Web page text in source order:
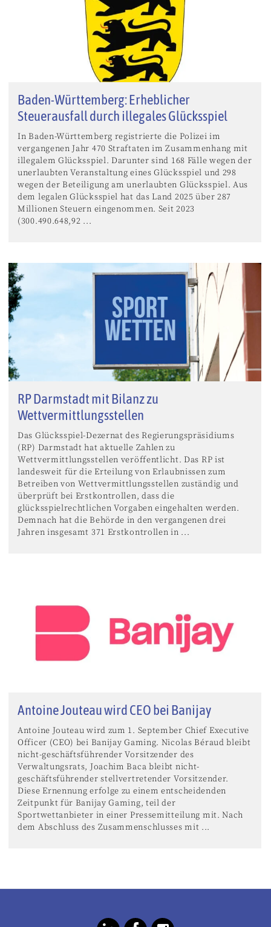
Baden-Württemberg: Erheblicher
Steuerausfall durch illegales Glücksspiel
In Baden-Württemberg registrierte die Polizei im
vergangenen Jahr 470 Straftaten im Zusammenhang mit
illegalem Glücksspiel. Darunter sind 168 Fälle wegen der
unerlaubten Veranstaltung eines Glücksspiel und 298
wegen der Beteiligung am unerlaubten Glücksspiel. Aus
dem legalen Glücksspiel hat das Land 2025 über 287
Millionen Steuern eingenommen. Seit 2023
(300.490.648,92 ...
RP Darmstadt mit Bilanz zu
Wettvermittlungsstellen
Das Glücksspiel-Dezernat des Regierungspräsidiums
(RP) Darmstadt hat aktuelle Zahlen zu
Wettvermittlungsstellen veröffentlicht. Das RP ist
landesweit für die Erteilung von Erlaubnissen zum
Betreiben von Wettvermittlungsstellen zuständig und
überprüft bei Erstkontrollen, dass die
glücksspielrechtlichen Vorgaben eingehalten werden.
Demnach hat die Behörde in den vergangenen drei
Jahren insgesamt 371 Erstkontrollen in ...
Antoine Jouteau wird CEO bei Banijay
Antoine Jouteau wird zum 1. September Chief Executive
Officer (CEO) bei Banijay Gaming. Nicolas Béraud bleibt
nicht-geschäftsführender Vorsitzender des
Verwaltungsrats, Joachim Baca bleibt nicht-
geschäftsführender stellvertretender Vorsitzender.
Diese Ernennung erfolge zu einem entscheidenden
Zeitpunkt für Banijay Gaming, teil der
Sportwettanbieter in einer Pressemitteilung mit. Nach
dem Abschluss des Zusammenschlusses mit ...